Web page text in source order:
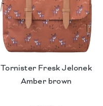
Tornister Fresk Jelonek
Amber brown